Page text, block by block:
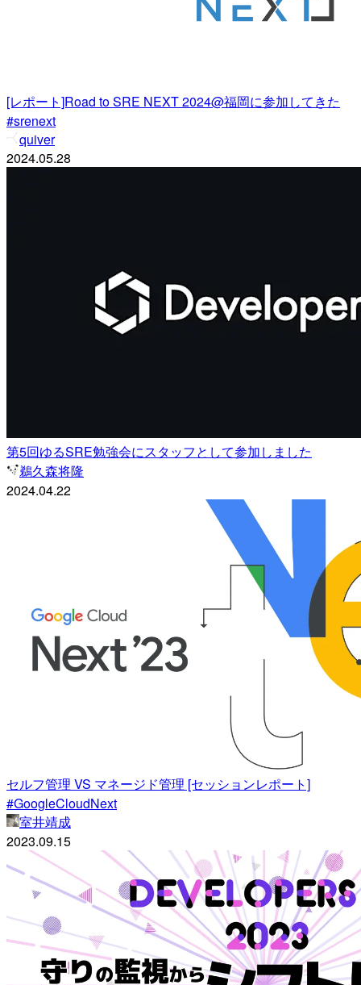
[レポート]Road to SRE NEXT 2024@福岡に参加してきた
#srenext
quiver
2024.05.28
第5回ゆるSRE勉強会にスタッフとして参加しました
鵜久森将隆
2024.04.22
セルフ管理 VS マネージド管理 [セッションレポート]
#GoogleCloudNext
室井靖成
2023.09.15